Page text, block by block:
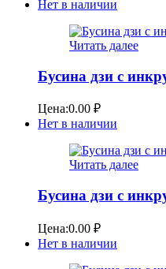
Нет в наличии
Читать далее
Бусина дзи с
Цена:0.00 ₽
Нет в наличии
Читать далее
Бусина дзи с
Цена:0.00 ₽
Нет в наличии